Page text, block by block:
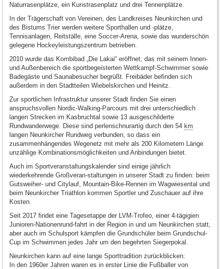
Naturrasenplätze, ein Kunstrasenplatz und drei Tennenplätze.
In der Trägerschaft von Vereinen, des Landkreises Neunkirchen und
des Bistums Trier werden weitere Sporthallen und -plätze,
Tennisanlagen, Reitställe, eine Soccer-Arena, sowie das wunderschön
gelegene Hockeyleistungszentrum betrieben.
2010 wurde das Kombibad „Die Lakai“ eröffnet, das mit seinem Innen-
und Außenbereich die sportbegeisterten Wettkampf-Schwimmer sowie
Badegäste und Saunabesucher begrüßt. Freibäder befinden sich
außerdem in den Stadtteilen Wiebelskirchen und Heinitz.
Zur sportlichen Infrastruktur unserer Stadt finden Sie einen
anspruchsvollen Nordic-Walking-Parcours mit drei unterschiedlich
langen Strecken im Kasbruchtal sowie 13 ausgeschilderte
Rundwanderwege. Diese sind perlenschnurartig durch den 54 km
langen Neunkircher Rundweg verbunden, so dass ein
zusammenhängendes Wegenetz mit mehr als 200 Kilometern Länge
unzählige Kombinationsmöglichkeiten und Anbindungen bietet.
Auch im Sportveranstaltungskalender sind einige jährlich
wiederkehrende Großveran-staltungen in unserer Stadt zu finden: beim
Gutsweiher- und Citylauf, Mountain-Bike-Rennen im Wagwiesental und
beim Neunkircher Triathlon kommen Sportler und Zuschauer auf ihre
Kosten.
Seit 2017 findet eine Tagesetappe der LVM-Trofeo, einer 4-tägigien
Junioren-Nationenrund-fahrt in der Region in und um Neunkirchen statt,
aber auch im Schulsport kämpfen die Grundschüler beim Grundschul-
Cup im Schwimmen jedes Jahr um den begehrten Siegerpokal.
Neunkirchen kann auf eine lange Sporttradition zurückblicken:
In den 1960er Jahren waren es in erster Linie die Fußballer von